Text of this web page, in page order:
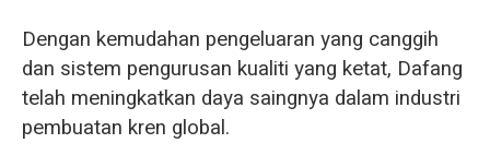
Dengan kemudahan pengeluaran yang canggih
dan sistem pengurusan kualiti yang ketat, Dafang
telah meningkatkan daya saingnya dalam industri
pembuatan kren global.